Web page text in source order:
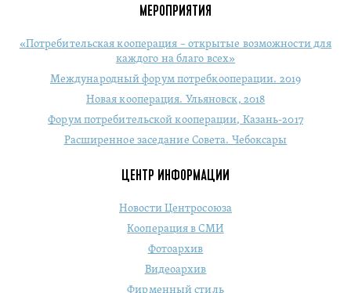
МЕРОПРИЯТИЯ
«Потребительская кооперация – открытые возможности для
каждого на благо всех»
Международный форум потребкооперации. 2019
Новая кооперация. Ульяновск, 2018
Форум потребительской кооперации, Казань-2017
Расширенное заседание Совета. Чебоксары
ЦЕНТР ИНФОРМАЦИИ
Новости Центросоюза
Кооперация в СМИ
Фотоархив
Видеоархив
Фирменный стиль